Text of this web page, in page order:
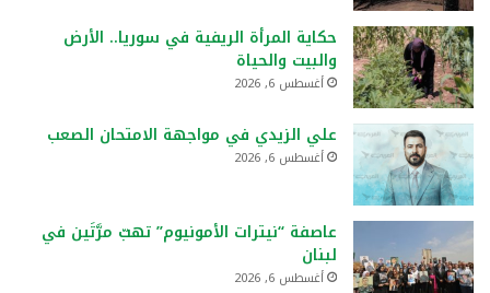
حكاية المرأة الريفية في سوريا.. الأرض
والبيت والحياة
أغسطس 6, 2026
علي الزيدي في مواجهة الامتحان الصعب
أغسطس 6, 2026
عاصفة “نيترات الأمونيوم” تهبّ مرَّتَين في
لبنان
أغسطس 6, 2026